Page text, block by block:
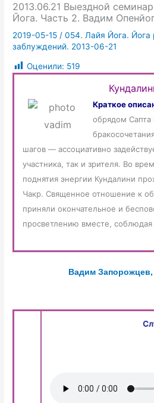
2013.06.21 Выездной
Йога. Часть 2. Вадим
2019-05-15 /054. Лайя Йога. Йога
заблуждений. 2013-06-21
Оценили: 519
Краткое
обрядом Сапта
шагов — ассоциативно
участника, так и зрителя. Во
поднятия энергии Кундалини
Чакр. Священное отношение к
приняли окончательное и
просветлению вместе, соблюдая
Вадим Запорожцев,